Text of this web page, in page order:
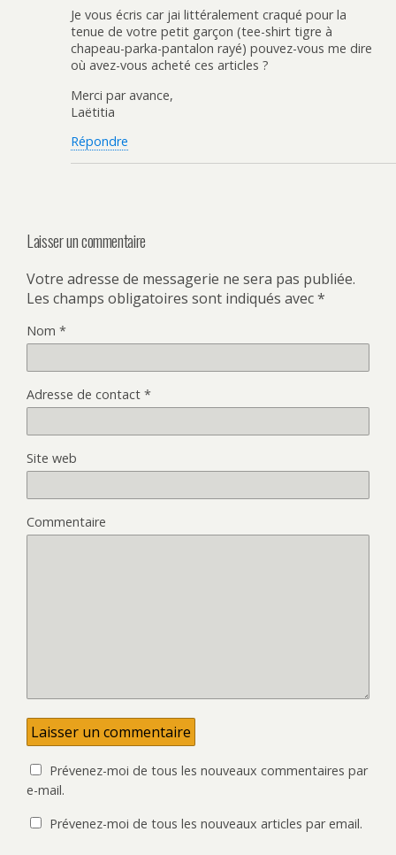
Je vous écris car jai littéralement craqué pour la
tenue de votre petit garçon (tee-shirt tigre à
chapeau-parka-pantalon rayé) pouvez-vous me dire
où avez-vous acheté ces articles ?
Merci par avance,
Laëtitia
Répondre
Laisser un commentaire
Votre adresse de messagerie ne sera pas publiée.
Les champs obligatoires sont indiqués avec*
Nom *
Adresse de contact *
Site web
Commentaire
Prévenez-moi de tous les nouveaux commentaires par
e-mail.
Prévenez-moi de tous les nouveaux articles par email.